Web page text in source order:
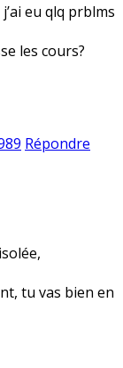
eu qlq prblms
les cours?
Répondre
tu vas bien en